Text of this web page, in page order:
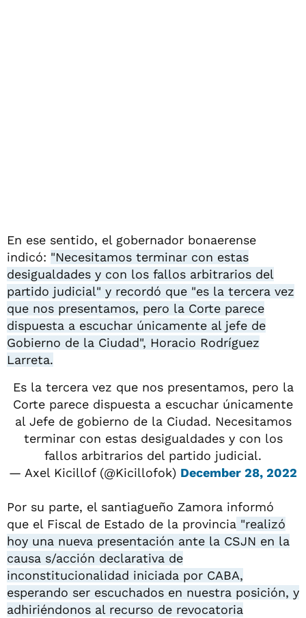
En ese sentido, el gobernador bonaerense
indicó: "Necesitamos terminar con estas
desigualdades y con los fallos arbitrarios del
partido judicial" y recordó que "es la tercera vez
que nos presentamos, pero la Corte parece
dispuesta a escuchar únicamente al jefe de
Gobierno de la Ciudad", Horacio Rodríguez
Larreta.
Es la tercera vez que nos presentamos, pero la
Corte parece dispuesta a escuchar únicamente
al Jefe de gobierno de la Ciudad. Necesitamos
terminar con estas desigualdades y con los
fallos arbitrarios del partido judicial.
— Axel Kicillof (@Kicillofok) December 28, 2022
Por su parte, el santiagueño Zamora informó
que el Fiscal de Estado de la provincia "realizó
hoy una nueva presentación ante la CSJN en la
causa s/acción declarativa de
inconstitucionalidad iniciada por CABA,
esperando ser escuchados en nuestra posición, y
adhiriéndonos al recurso de revocatoria